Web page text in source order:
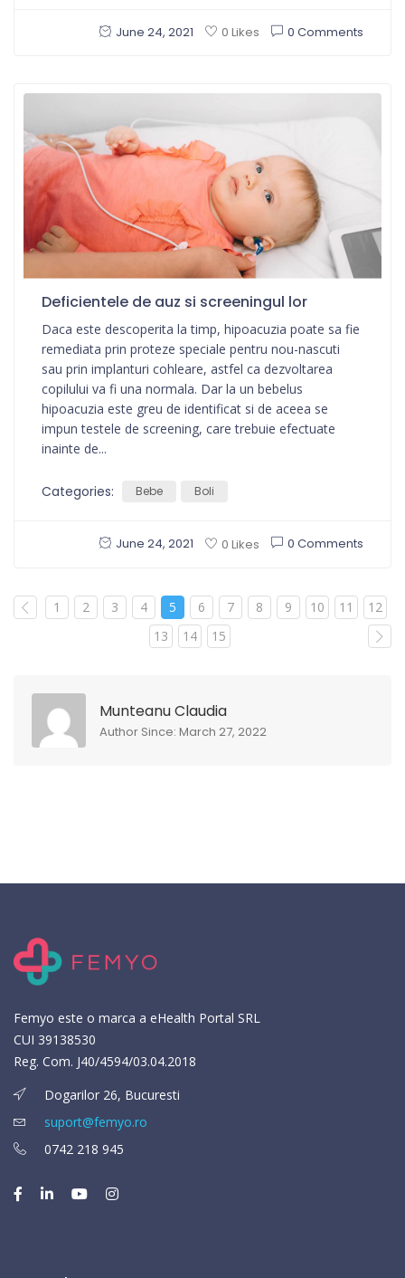
June 24, 2021 0 Likes 0 Comments
Deficientele de auz si screeningul lor
Daca este descoperita la timp, hipoacuzia poate sa fie
remediata prin proteze speciale pentru nou-nascuti
sau prin implanturi cohleare, astfel ca dezvoltarea
copilului va fi una normala. Dar la un bebelus
hipoacuzia este greu de identificat si de aceea se
impun testele de screening, care trebuie efectuate
inainte de...
Categories: Bebe Boli
June 24, 2021 0 Likes 0 Comments
1 2 3 4 5 6 7 8 9 10 11
12
13
14 15
Munteanu Claudia
Author Since: March 27, 2022
Femyo este o marca a eHealth Portal SRL
CUI 39138530
Reg. Com. J40/4594/03.04.2018
Dogarilor 26, Bucuresti
suport@femyo.ro
0742 218 945